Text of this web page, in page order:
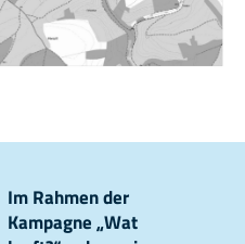
Im Rahmen der
Kampagne „Wat